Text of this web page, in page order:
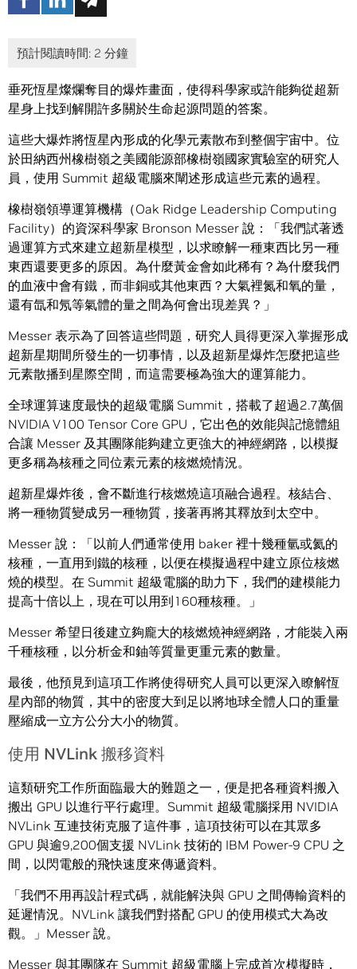
垂死恆星燦爛奪目的爆炸畫面，使得科學家或許能夠從超新
星身上找到解開許多關於生命起源問題的答案。
這些大爆炸將恆星內形成的化學元素散布到整個宇宙中。位
於田納西州橡樹嶺之美國能源部橡樹嶺國家實驗室的研究人
員，使用 Summit 超級電腦來闡述形成這些元素的過程。
橡樹嶺領導運算機構（Oak Ridge Leadership Computing
Facility）的資深科學家 Bronson Messer 說：「我們試著透
過運算方式來建立超新星模型，以求瞭解一種東西比另一種
東西還要更多的原因。為什麼黃金會如此稀有？為什麼我們
的血液中會有鐵，而非銅或其他東西？大氣裡氮和氧的量，
還有氙和氖等氣體的量之間為何會出現差異？」
Messer 表示為了回答這些問題，研究人員得更深入掌握形成
超新星期間所發生的一切事情，以及超新星爆炸怎麼把這些
元素散播到星際空間，而這需要極為強大的運算能力。
全球運算速度最快的超級電腦 Summit，搭載了超過2.7萬個
NVIDIA V100 Tensor Core GPU，它出色的效能與記憶體組
合讓 Messer 及其團隊能夠建立更強大的神經網路，以模擬
更多稱為核種之同位素元素的核燃燒情況。
超新星爆炸後，會不斷進行核燃燒這項融合過程。核結合、
將一種物質變成另一種物質，接著再將其釋放到太空中。
Messer 說：「以前人們通常使用 baker 裡十幾種氫或氦的
核種，一直用到鐵的核種，以便在模擬過程中建立原位核燃
燒的模型。在 Summit 超級電腦的助力下，我們的建模能力
提高十倍以上，現在可以用到160種核種。」
Messer 希望日後建立夠龐大的核燃燒神經網路，才能裝入兩
千種核種，以分析金和鈾等質量更重元素的數量。
最後，他預見到這項工作將使得研究人員可以更深入瞭解恆
星內部的物質，其中的密度大到足以將地球全體人口的重量
壓縮成一立方公分大小的物質。
使用 NVLink 搬移資料
這類研究工作所面臨最大的難題之一，便是把各種資料搬入
搬出 GPU 以進行平行處理。Summit 超級電腦採用 NVIDIA
NVLink 互連技術克服了這件事，這項技術可以在其眾多
GPU 與逾9,200個支援 NVLink 技術的 IBM Power-9 CPU 之
間，以閃電般的飛快速度來傳遞資料。
「我們不用再設計程式碼，就能解決與 GPU 之間傳輸資料的
延遲情況。NVLink 讓我們對搭配 GPU 的使用模式大為改
觀。」Messer 說。
Messer 與其團隊在 Summit 超級電腦上完成首次模擬時，